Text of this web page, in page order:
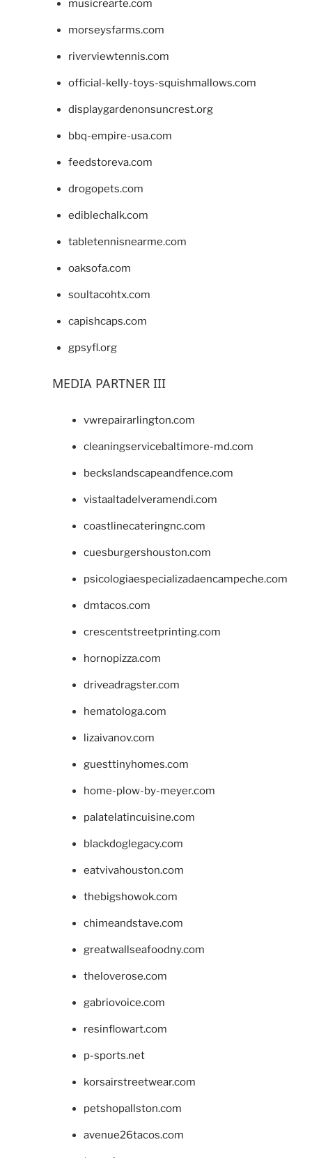
musicrearte.com
morseysfarms.com
riverviewtennis.com
official-kelly-toys-squishmallows.com
displaygardenonsuncrest.org
bbq-empire-usa.com
feedstoreva.com
drogopets.com
ediblechalk.com
tabletennisnearme.com
oaksofa.com
soultacohtx.com
capishcaps.com
gpsyfl.org
MEDIA PARTNER III
vwrepairarlington.com
cleaningservicebaltimore-md.com
beckslandscapeandfence.com
vistaaltadelveramendi.com
coastlinecateringnc.com
cuesburgershouston.com
psicologiaespecializadaencampeche.com
dmtacos.com
crescentstreetprinting.com
hornopizza.com
driveadragster.com
hematologa.com
lizaivanov.com
guesttinyhomes.com
home-plow-by-meyer.com
palatelatincuisine.com
blackdoglegacy.com
eatvivahouston.com
thebigshowok.com
chimeandstave.com
greatwallseafoodny.com
theloverose.com
gabriovoice.com
resinflowart.com
p-sports.net
korsairstreetwear.com
petshopallston.com
avenue26tacos.com